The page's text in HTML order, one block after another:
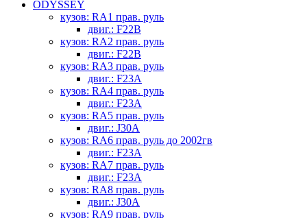
ODYSSEY
кузов: RA1 прав. руль
двиг.: F22B
кузов: RA2 прав. руль
двиг.: F22B
кузов: RA3 прав. руль
двиг.: F23A
кузов: RA4 прав. руль
двиг.: F23A
кузов: RA5 прав. руль
двиг.: J30A
кузов: RA6 прав. руль до 2002гв
двиг.: F23A
кузов: RA7 прав. руль
двиг.: F23A
кузов: RA8 прав. руль
двиг.: J30A
кузов: RA9 прав. руль